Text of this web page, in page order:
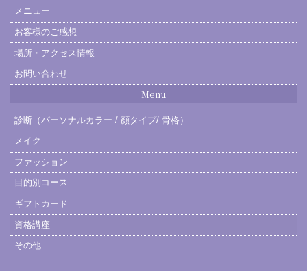
メニュー
お客様のご感想
場所・アクセス情報
お問い合わせ
Menu
診断（パーソナルカラー / 顔タイプ/ 骨格）
メイク
ファッション
目的別コース
ギフトカード
資格講座
その他